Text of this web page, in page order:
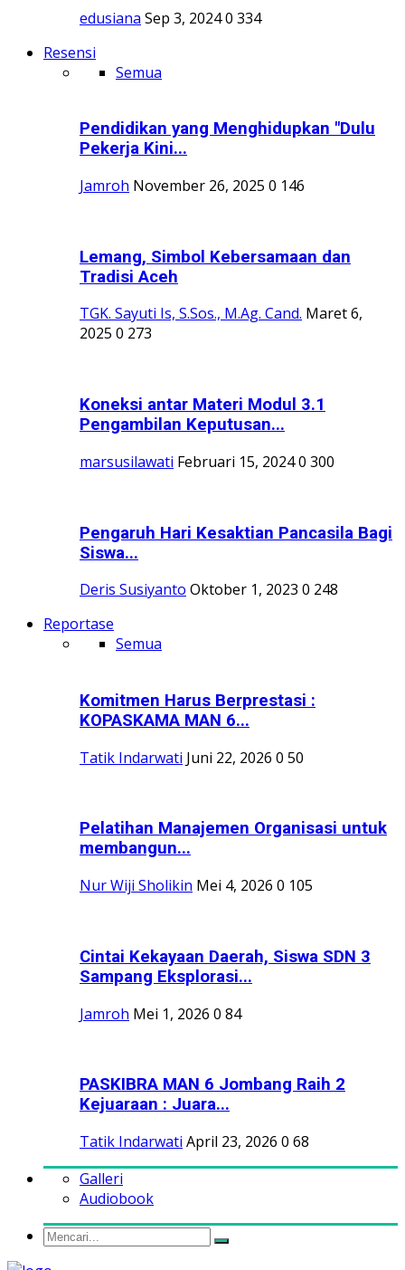
edusiana Sep 3, 20240 334
Resensi
Semua
Pendidikan yang Menghidupkan "Dulu
Pekerja Kini...
Jamroh November 26, 2025 0 146
Lemang, Simbol Kebersamaan dan
Tradisi Aceh
TGK. Sayuti Is, S.Sos., M.Ag. Cand. Maret 6,
2025 0 273
Koneksi antar Materi Modul 3.1
Pengambilan Keputusan...
marsusilawati Februari 15, 20240 300
Pengaruh Hari Kesaktian Pancasila Bagi
Siswa...
Deris Susiyanto Oktober 1, 2023 0 248
Reportase
Semua
Komitmen Harus Berprestasi :
KOPASKAMA MAN 6...
Tatik Indarwati Juni 22, 2026 0 50
Pelatihan Manajemen Organisasi untuk
membangun...
Nur Wiji Sholikin Mei 4, 2026 0 105
Cintai Kekayaan Daerah, Siswa SDN 3
Sampang Eksplorasi...
Jamroh Mei 1, 2026 0 84
PASKIBRA MAN 6 Jombang Raih 2
Kejuaraan : Juara...
Tatik Indarwati April 23, 2026 0 68
Galleri
Audiobook